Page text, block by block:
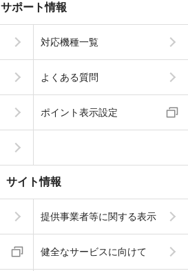
サポート情報
対応機種一覧
よくある質問
ポイント表示設定
サイト情報
提供事業者等に関する表示
健全なサービスに向けて